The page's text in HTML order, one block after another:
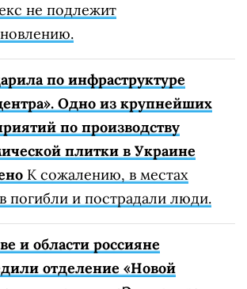
не подлежит
по инфраструктуре
Одно из крупнейших
по производству
плитки в Украине
К сожалению, в местах
погибли и пострадали люди.
и области россияне
отделение «Новой